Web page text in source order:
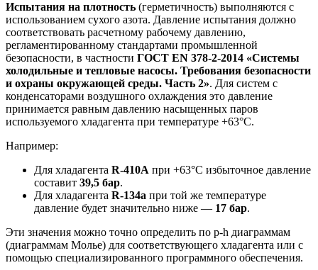
Испытания на плотность (герметичность) выполняются с
использованием сухого азота. Давление испытания должно
соответствовать расчетному рабочему давлению,
регламентированному стандартами промышленной
безопасности, в частности ГОСТ EN 378-2-2014 «Системы
холодильные и тепловые насосы. Требования безопасности
и охраны окружающей среды. Часть 2». Для систем с
конденсаторами воздушного охлаждения это давление
принимается равным давлению насыщенных паров
используемого хладагента при температуре +63°С.
Например:
Для хладагента R-410A при +63°С избыточное давление
составит 39,5 бар.
Для хладагента R-134a при той же температуре
давление будет значительно ниже — 17 бар.
Эти значения можно точно определить по p-h диаграммам
(диаграммам Молье) для соответствующего хладагента или с
помощью специализированного программного обеспечения.